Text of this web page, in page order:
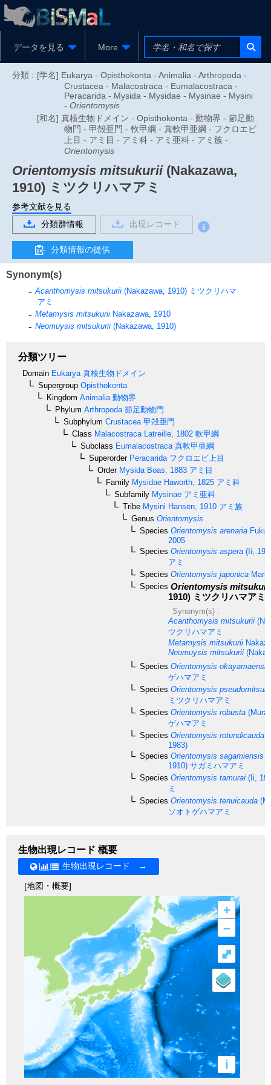
データを見る More
分類 : [学名] Eukarya - Opisthokonta - Animalia - Arthropoda -
Crustacea - Malacostraca - Eumalacostraca -
Peracarida - Mysida - Mysidae - Mysinae - Mysini
- Orientomysis
[和名] 真核生物ドメイン - Opisthokonta - 動物界 - 節足動
物門 - 甲殻亜門 - 軟甲綱 - 真軟甲亜綱 - フクロエビ
上目 - アミ目 - アミ科 - アミ亜科 - アミ族 -
Orientomysis
Orientomysis mitsukurii(Nakazawa,
1910) ミツクリハマアミ
参考文献を見る
分類群情報
出現レコード
分類情報の提供
Synonym(s)
Acanthomysis mitsukurii (Nakazawa, 1910) ミツクリハマ
アミ
Metamysis mitsukurii Nakazawa, 1910
Neomuysis mitsukurii (Nakazawa, 1910)
分類ツリー
Domain Eukarya 真核生物ドメイン
Supergroup Opisthokonta
Kingdom Animalia 動物界
Phylum Arthropoda 節足動物門
Subphylum Crustacea 甲殻亜門
Class Malacostraca Latreille, 1802 軟甲綱
Subclass Eumalacostraca 真軟甲亜綱
SuperorderPeracarida フクロエビ上目
OrderMysida Boas, 1883 アミ目
Family Mysidae Haworth, 1825 アミ科
Subfamily Mysinae アミ亜科
Tribe Mysini Hansen, 1910 アミ族
Genus Orientomysis
Species Orientomysis arenaria
2005
Species Orientomysis aspera (Ii,
アミ
Species Orientomysis japonica
Species Orientomysis
1910) ミツクリハマアミ
Synonym(s) :
Acanthomysis mitsukurii
ツクリハマアミ
Metamysis mitsukurii
Neomuysis mitsukurii
Species Orientomysis okayamaensis
ゲハマアミ
Species Orientomysis
ミツクリハマアミ
Species Orientomysis robusta
ゲハマアミ
Species Orientomysis rotundicauda
1983)
Species Orientomysis sagamiensis
1910) サガミハマアミ
Species Orientomysis tamurai (Ii,
ミ
Species Orientomysis tenuicauda
ソオトゲハマアミ
生物出現レコード 概要
生物出現レコード →
[地図・概要]
+
–
i
⤢